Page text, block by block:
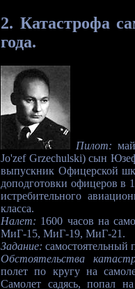
2. Катастрофа
года.
Пилот:
Jo'zef Grzechulski) сын
выпускник Офицерской
доподготовки офицеров в
истребительного
класса.
Налет: 1600 часов на
МиГ-15, МиГ-19, МиГ-21.
Задание: самостоятельный
Обстоятельства
полет по кругу на
Самолет садясь, попал